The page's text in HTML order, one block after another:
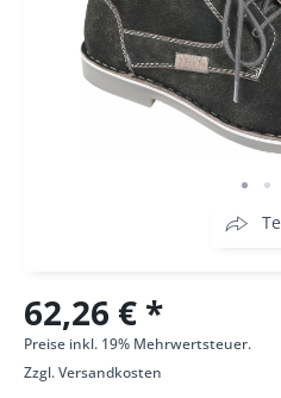
62,26 € *
Preise inkl. 19% Mehrwertsteuer.
Zzgl.Versandkosten